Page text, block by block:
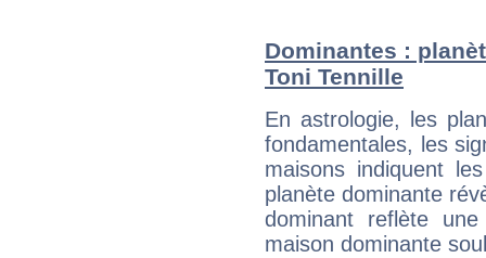
Dominantes :
Toni Tennille
En astrologie, les
fondamentales, les
maisons indiquent
planète dominante
dominant reflète
maison dominante